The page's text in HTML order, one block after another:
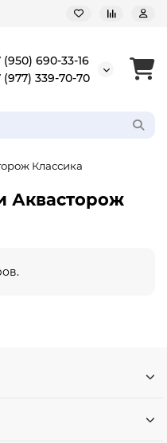
(950) 690-33-16
(977) 339-70-70
Классика
Аквасторож